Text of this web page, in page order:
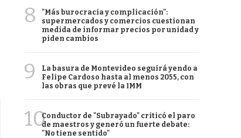
8
"Más burocracia y complicación":
supermercados y comercios cuestionan
medida de informar precios por unidad y
piden cambios
9
La basura de Montevideo seguirá yendo a
Felipe Cardoso hasta al menos 2055, con
las obras que prevé la IMM
10Conductor de "Subrayado" criticó el paro
de maestros y generó un fuerte debate:
"No tiene sentido"